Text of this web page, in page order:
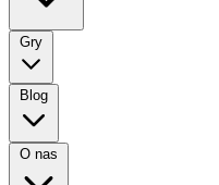
Gry
Blog
O nas